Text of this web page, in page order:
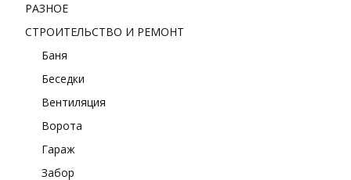
РАЗНОЕ
СТРОИТЕЛЬСТВО И РЕМОНТ
Баня
Беседки
Вентиляция
Ворота
Гараж
Забор